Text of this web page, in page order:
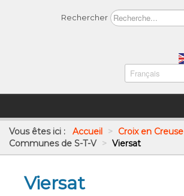
Rechercher
Vous êtes ici : Accueil > Croix en Creuse
Communes de S-T-V > Viersat
Viersat